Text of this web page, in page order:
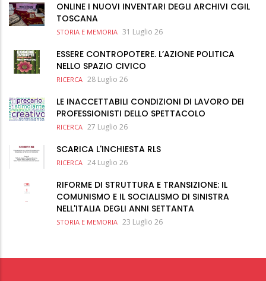
ONLINE I NUOVI INVENTARI DEGLI ARCHIVI CGIL
TOSCANA
STORIA E MEMORIA 31 Luglio 26
ESSERE CONTROPOTERE. L’AZIONE POLITICA
NELLO SPAZIO CIVICO
RICERCA 28 Luglio 26
LE INACCETTABILI CONDIZIONI DI LAVORO DEI
PROFESSIONISTI DELLO SPETTACOLO
RICERCA 27 Luglio 26
SCARICA L'INCHIESTA RLS
RICERCA 24 Luglio 26
RIFORME DI STRUTTURA E TRANSIZIONE: IL
COMUNISMO E IL SOCIALISMO DI SINISTRA
NELL'ITALIA DEGLI ANNI SETTANTA
STORIA E MEMORIA 23 Luglio 26